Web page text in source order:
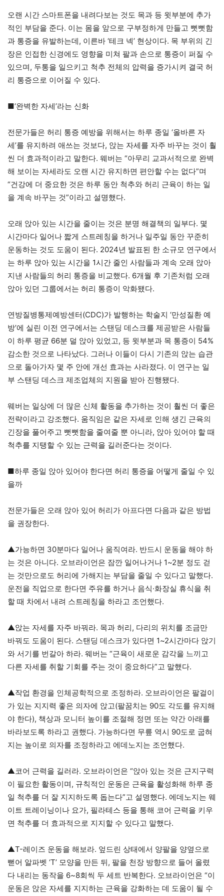
오랜 시간 스마트폰을 내려다보는 것도 목과 등 윗부분에 추가
적인 부담을 준다. 이는 몸을 앞으로 구부정하게 만들고 뻣뻣함
과 통증을 유발하는데, 이른바 ‘테크 넥’ 현상이다. 목 부위의 긴
장은 인접한 신경에도 영향을 미쳐 팔과 손으로 통증이 퍼질 수
있으며, 두통을 일으키고 척추 전체의 압력을 증가시켜 결국 허
리 통증으로 이어질 수 있다.
■‘완벽한 자세’라는 신화
전문가들은 허리 통증 예방을 위해서는 하루 종일 ‘올바른 자
세’를 유지하려 애쓰는 것보다, 앉는 자세를 자주 바꾸는 것이 훨
씬 더 효과적이라고 말한다. 웨버는 “아무리 교과서적으로 완벽
해 보이는 자세라도 오랜 시간 유지하면 편안할 수는 없다”며
“건강에 더 중요한 것은 하루 동안 척추와 허리 근육이 하는 일
을 계속 바꾸는 것”이라고 설명했다.
오래 앉아 있는 시간을 줄이는 것은 분명 해결책의 일부다. 몇
시간마다 일어나 짧게 스트레칭을 하거나 일주일 동안 꾸준히
운동하는 것도 도움이 된다. 2024년 발표된 한 소규모 연구에서
는 하루 앉아 있는 시간을 1시간 줄인 사람들과 계속 오래 앉아
지낸 사람들의 허리 통증을 비교했다. 6개월 후 기존처럼 오래
앉아 있던 그룹에서는 허리 통증이 악화됐다.
연방질병통제예방센터(CDC)가 발행하는 학술지 ‘만성질환 예
방’에 실린 이전 연구에서는 스탠딩 데스크를 제공받은 사람들
이 하루 평균 66분 덜 앉아 있었고, 등 윗부분과 목 통증이 54%
감소한 것으로 나타났다. 그러나 이들이 다시 기존의 앉는 습관
으로 돌아가자 몇 주 안에 개선 효과는 사라졌다. 이 연구는 일
부 스탠딩 데스크 제조업체의 지원을 받아 진행됐다.
웨버는 일상에 더 많은 신체 활동을 추가하는 것이 훨씬 더 좋은
전략이라고 강조했다. 움직임은 같은 자세로 인해 생긴 근육의
긴장을 풀어주고 뻣뻣함을 줄여줄 뿐 아니라, 앉아 있어야 할 때
척추를 지탱할 수 있는 근력을 길러준다는 것이다.
■하루 종일 앉아 있어야 한다면 허리 통증을 어떻게 줄일 수 있
을까
전문가들은 오래 앉아 있어 허리가 아프다면 다음과 같은 방법
을 권장한다.
▲가능하면 30분마다 일어나 움직여라. 반드시 운동을 해야 하
는 것은 아니다. 오브라이언은 잠깐 일어나거나 1~2분 정도 걷
는 것만으로도 허리에 가해지는 부담을 줄일 수 있다고 말했다.
운전을 직업으로 한다면 주유를 하거나 음식·화장실 휴식을 취
할 때 차에서 내려 스트레칭을 하라고 조언했다.
▲앉는 자세를 자주 바꿔라. 목과 허리, 다리의 위치를 조금만
바꿔도 도움이 된다. 스탠딩 데스크가 있다면 1~2시간마다 앉기
와 서기를 번갈아 하라. 웨버는 “근육이 새로운 감각을 느끼고
다른 자세를 취할 기회를 주는 것이 중요하다”고 말했다.
▲작업 환경을 인체공학적으로 조정하라. 오브라이언은 팔걸이
가 있는 지지력 좋은 의자에 앉고(팔꿈치는 90도 각도를 유지해
야 한다), 책상과 모니터 높이를 조절해 정면 또는 약간 아래를
바라보도록 하라고 권했다. 가능하다면 무릎 역시 90도로 굽혀
지는 높이로 의자를 조정하라고 에데노지는 조언했다.
▲코어 근력을 길러라. 오브라이언은 “앉아 있는 것은 근지구력
이 필요한 활동이며, 규칙적인 운동은 근육을 활성화해 하루 종
일 척추를 더 잘 지지하도록 돕는다”고 설명했다. 에데노지는 웨
이트 트레이닝이나 요가, 필라테스 등을 통해 코어 근력을 키우
면 척추를 더 효과적으로 지지할 수 있다고 말했다.
▲T-레이즈 운동을 해보라. 엎드린 상태에서 양팔을 양옆으로
뻗어 알파벳 ‘T’ 모양을 만든 뒤, 팔을 천장 방향으로 들어 올렸
다 내리는 동작을 6~8회씩 두 세트 반복한다. 오브라이언은 “이
운동은 앉은 자세를 지지하는 근육을 강화하는 데 도움이 될 수